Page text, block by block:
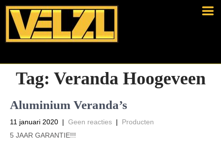
Tag: Veranda Hoogeveen
Aluminium Veranda’s
11 januari 2020 | Geen reacties | Producten
5 JAAR GARANTIE!!!